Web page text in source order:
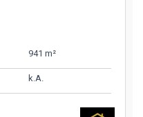
941 m²
k.A.